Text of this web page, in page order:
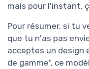
mais pour l'instant,
Pour résumer, si tu
que tu n'as pas
acceptes un design
de gamme", ce